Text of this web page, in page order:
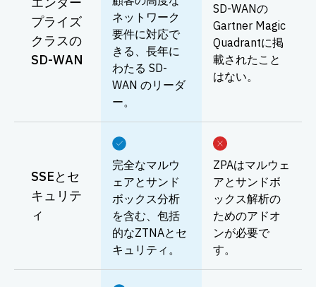
プライズ
クラスの
SD-WAN
ネットワーク
要件に対応で
きる、長年に
わたる SD-
WAN のリーダ
ー。
SD-WANの
Gartner Magic
Quadrantに掲
載されたこと
はない。
SSEとセ
キュリテ
ィ
完全なマルウ
ェアとサンド
ボックス分析
を含む、包括
的なZTNAとセ
キュリティ。
ZPAはマルウェ
アとサンドボ
ックス解析の
ためのアドオ
ンが必要で
す。